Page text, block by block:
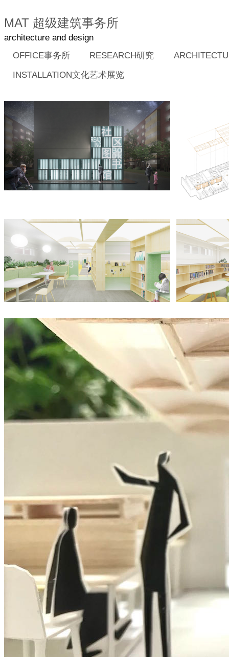
MAT 超级建筑事务所
architecture and design
OFFICE事务所
RESEARCH研究
INSTALLATION文化艺术展览